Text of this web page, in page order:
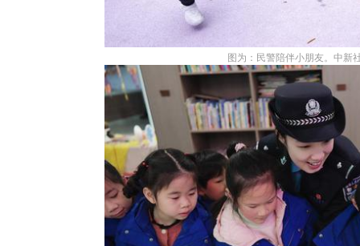
图为：民警陪伴小朋友。中新